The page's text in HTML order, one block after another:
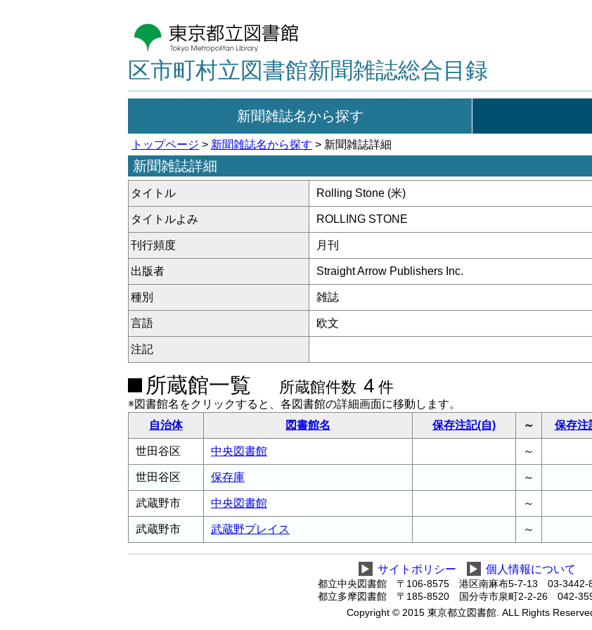
区市町村立図書館新聞雑誌総合目録
新聞雑誌名から探す
トップページ > 新聞雑誌名から探す > 新聞雑誌詳細
新聞雑誌詳細
タイトル Rolling Stone (米)
タイトルよみ ROLLING STONE
刊行頻度 月刊
出版者 Straight Arrow Publishers Inc.
種別 雑誌
言語 欧文
注記
所蔵館一覧 所蔵館件数 4 件
※図書館名をクリックすると、各図書館の詳細画面に移動します。
自治体
図書館名 保存注記(自) ～ 保存注
世田谷区 中央図書館 ～
世田谷区 保存庫 ～
武蔵野市 中央図書館 ～
武蔵野市 武蔵野プレイス ～
▶ サイトポリシー ▶ 個人情報について
都立中央図書館 〒106-8575 港区南麻布5-7-13 03-3442-
都立多摩図書館 〒185-8520 国分寺市泉町2-2-26 042-
Copyright © 2015 東京都立図書館. ALL Rights